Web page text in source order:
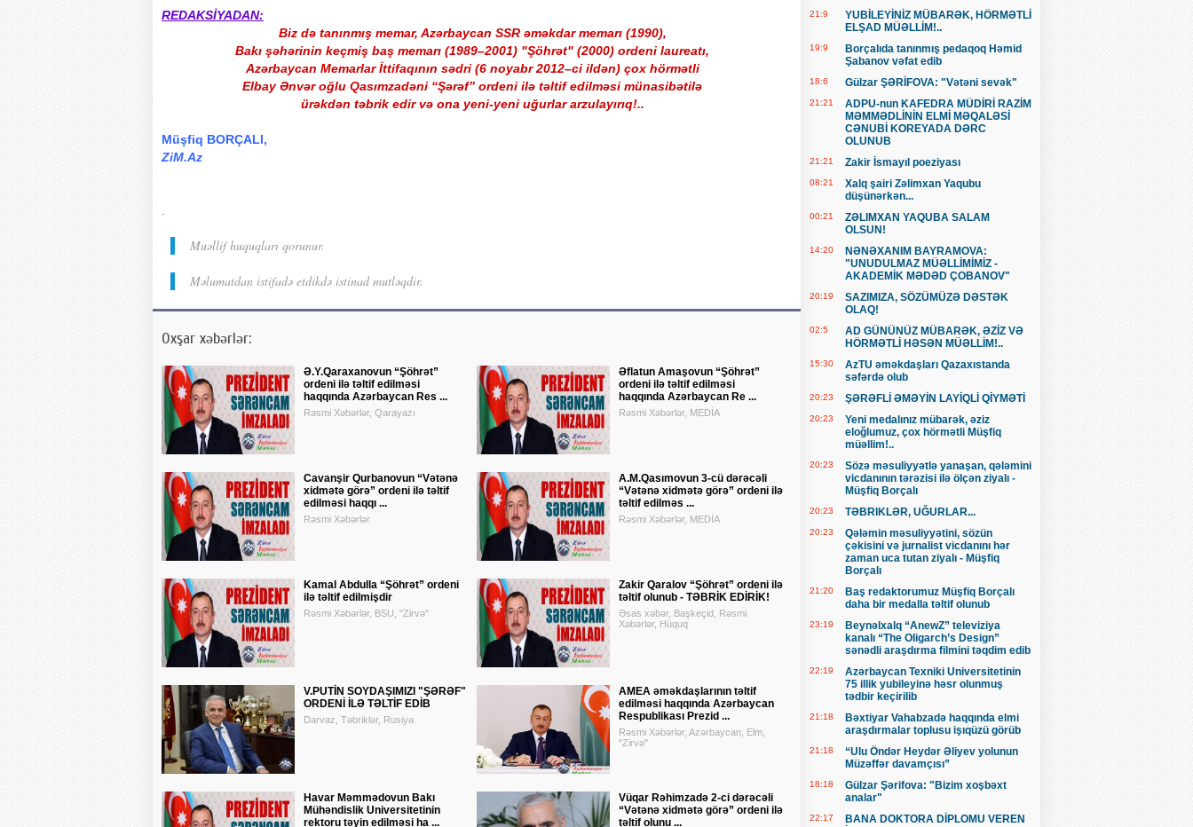
REDAKSİYADAN:
Biz də tanınmış memar, Azərbaycan SSR əməkdar memarı (1990),
Bakı şəhərinin keçmiş baş memarı (1989–2001) "Şöhrət" (2000) ordeni laureatı,
Azərbaycan Memarlar İttifaqının sədri (6 noyabr 2012–ci ildən) çox hörmətli
Elbay Ənvər oğlu Qasımzadəni “Şərəf” ordeni ilə təltif edilməsi münasibətilə
ürəkdən təbrik edir və ona yeni-yeni uğurlar arzulayırıq!..
Müşfiq BORÇALI,
ZiM.Az
Muəllif huquqları qorunur.
Məlumatdan istifadə etdikdə istinad mutləqdir.
Oxşar xəbərlər:
Ə.Y.Qaraxanovun “Şöhrət”
ordeni ilə təltif edilməsi
haqqında Azərbaycan Res ...
Rəsmi Xəbərlər, Qarayazı
Əflatun Amaşovun “Şöhrət”
ordeni ilə təltif edilməsi
haqqında Azərbaycan Re ...
Rəsmi Xəbərlər, MEDİA
Cavanşir Qurbanovun “Vətənə
xidmətə görə” ordeni ilə təltif
edilməsi haqqı ...
Rəsmi Xəbərlər
A.M.Qasımovun 3-cü dərəcəli
“Vətənə xidmətə görə” ordeni ilə
təltif edilməs ...
Rəsmi Xəbərlər, MEDİA
Kamal Abdulla “Şöhrət” ordeni
ilə təltif edilmişdir
Rəsmi Xəbərlər, BSU, "Zirvə"
Zakir Qaralov “Şöhrət” ordeni ilə
təltif olunub - TƏBRİK EDİRİK!
Əsas xəbər, Başkeçid, Rəsmi
Xəbərlər, Hüquq
V.PUTİN SOYDAŞIMIZI "ŞƏRƏF"
ORDENİ İLƏ TƏLTİF EDİB
Darvaz, Təbriklər, Rusiya
AMEA əməkdaşlarının təltif
edilməsi haqqında Azərbaycan
Respublikası Prezid ...
Rəsmi Xəbərlər, Azərbaycan, Elm,
"Zirvə"
Havar Məmmədovun Bakı
Mühəndislik Universitetinin
rektoru təyin edilməsi ha ...
Vüqar Rəhimzadə 2-ci dərəcəli
“Vətənə xidmətə görə” ordeni ilə
təltif olunu ...
21:9
YUBİLEYİNİZ MÜBARƏK, HÖRMƏTLİ
ELŞAD MÜƏLLİM!..
19:9
Borçalıda tanınmış pedaqoq Həmid
Şabanov vəfat edib
18:6 Gülzar ŞƏRİFOVA: "Vətəni sevək"
21:21
ADPU-nun KAFEDRA MÜDİRİ RAZİM
MƏMMƏDLİNİN ELMİ MƏQALƏSİ
CƏNUBİ KOREYADA DƏRC
OLUNUB
21:21 Zakir İsmayıl poeziyası
08:21
Xalq şairi Zəlimxan Yaqubu
düşünərkən...
00:21
ZƏLIMXAN YAQUBA SALAM
OLSUN!
14:20
NƏNƏXANIM BAYRAMOVA:
"UNUDULMAZ MÜƏLLİMİMİZ -
AKADEMİK MƏDƏD ÇOBANOV"
20:19
SAZIMIZA, SÖZÜMÜZƏ DƏSTƏK
OLAQ!
02:5
AD GÜNÜNÜZ MÜBARƏK, ƏZİZ VƏ
HÖRMƏTLİ HƏSƏN MÜƏLLİM!..
15:30
AzTU əməkdaşları Qazaxıstanda
səfərdə olub
20:23 ŞƏRƏFLİ ƏMƏYİN LAYİQLİ QİYMƏTİ
20:23
Yeni medalınız mübarək, əziz
eloğlumuz, çox hörmətli Müşfiq
müəllim!..
20:23
Sözə məsuliyyətlə yanaşan, qələmini
vicdanının tərəzisi ilə ölçən ziyalı -
Müşfiq Borçalı
20:23 TƏBRIKLƏR, UĞURLAR...
20:23
Qələmin məsuliyyətini, sözün
çəkisini və jurnalist vicdanını hər
zaman uca tutan ziyalı - Müşfiq
Borçalı
21:20
Baş redaktorumuz Müşfiq Borçalı
daha bir medalla təltif olunub
23:19
Beynəlxalq “AnewZ” televiziya
kanalı “The Oligarch’s Design”
sənədli araşdırma filmini təqdim edib
22:19
Azərbaycan Texniki Universitetinin
75 illik yubileyinə həsr olunmuş
tədbir keçirilib
21:18
Bəxtiyar Vahabzadə haqqında elmi
araşdırmalar toplusu işıqüzü görüb
21:18
“Ulu Öndər Heydər Əliyev yolunun
Müzəffər davamçısı”
18:18
Gülzar Şərifova: "Bizim xoşbəxt
analar"
22:17
BANA DOKTORA DİPLOMU VEREN